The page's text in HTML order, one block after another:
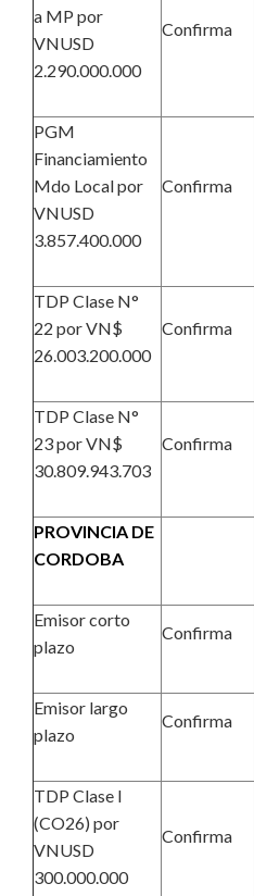
a MP por
VNUSD
2.290.000.000
Confirma
PGM
Financiamiento
Mdo Local por
VNUSD
3.857.400.000
Confirma
TDP Clase N°
22 por VN$
26.003.200.000
Confirma
TDP Clase N°
23 por VN$
30.809.943.703
Confirma
PROVINCIA DE
CORDOBA
Emisor corto
plazo
Confirma
Emisor largo
plazo
Confirma
TDP Clase I
(CO26) por
VNUSD
300.000.000
Confirma